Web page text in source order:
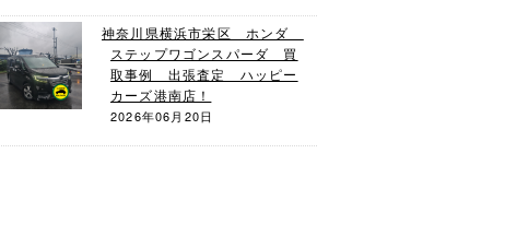
神奈川県横浜市栄区 ホンダ
ステップワゴンスパーダ 買
取事例 出張査定 ハッピー
カーズ港南店！
2026年06月20日